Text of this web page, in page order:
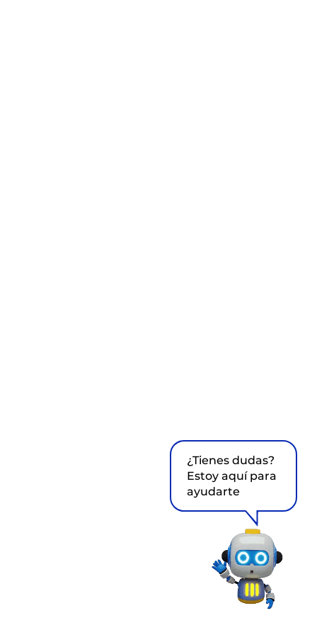
¿Tienes dudas?
Estoy aquí para
ayudarte